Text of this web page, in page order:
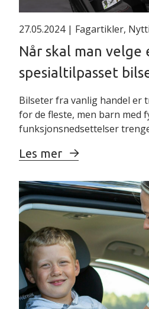
27.05.2024 | Fagartikler,
Når skal man velge
spesialtilpasset
Bilseter fra vanlig handel er
for de fleste, men barn med
funksjonsnedsettelser
Les mer